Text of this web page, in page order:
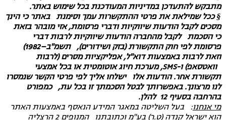
מתבקש להתעדכן במדיניות המעודכנת בכל שימוש באתר.
§ ככל שמילאת את פרטי ההתקשרות עמך וסימנת באתר כי הינך
מסכים לקבל הודעות שיווקיות ודברי פרסומת, אזי מובהר בזאת
כי הסכמת לקבל מהחברה הודעות שיווקיות לרבות דברי
פרסומת לפי חוק התקשורת (בזק ושידורים), תשמ"ב–1982)
וזאת לרבות באמצעות דוא"ל, אפליקציות מסרים (לרבות
וואטסאפ) ו-SMS, מערכת חיוג אוטומטית או בכל אמצעי
תקשורת אחר. הודעות אלו ישלחו אליך לפי פרטי הקשר שנמסרו
לנו מרצונך. באפשרותך לבטל הסכמתך זו בכל עת, כמפורט
בהרחבה בסעיף ‏12 להלן.
מי אנחנו: בעל השליטה במאגר המידע הנאסף באמצעות האתר
הוא ישראל קנדה (ט.ר) בע"מ וכתובתנו המנופים 2 הרצליה